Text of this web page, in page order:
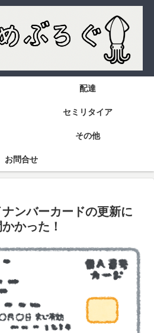
配達
セミリタイア
その他
お問合せ
ンバーカードの更新に
かった！